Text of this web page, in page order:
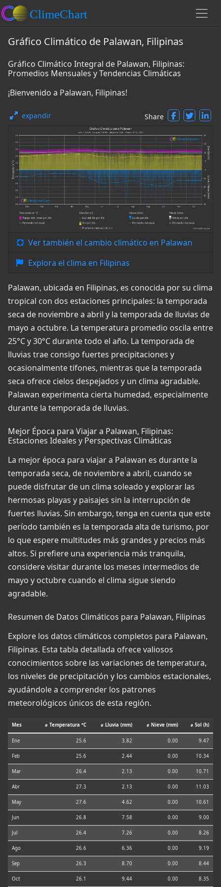
Gráfico Climático de Palawan, Filipinas
Gráfico Climático Integral de Palawan, Filipinas:
Promedios Mensuales y Tendencias Climáticas
¡Bienvenido a Palawan, Filipinas!
expandir Share
Ver también el cambio climático en Palawan
Explora el clima en Filipinas
Palawan, ubicada en Filipinas, es conocida por su clima
tropical con dos estaciones principales: la temporada
seca de noviembre a abril y la temporada de lluvias de
mayo a octubre. La temperatura promedio oscila entre
25°C y 30°C durante todo el año. La temporada de
lluvias trae consigo fuertes precipitaciones y
ocasionalmente tifones, mientras que la temporada
seca ofrece cielos despejados y un clima agradable.
Palawan experimenta cierta humedad, especialmente
durante la temporada de lluvias.
Mejor Época para Viajar a Palawan, Filipinas:
Estaciones Ideales y Perspectivas Climáticas
La mejor época para viajar a Palawan es durante la
temporada seca, de noviembre a abril, cuando se
puede disfrutar de un clima soleado y explorar las
hermosas playas y paisajes sin la interrupción de
fuertes lluvias. Sin embargo, tenga en cuenta que este
período también es la temporada alta de turismo, por
lo que espere multitudes más grandes y precios más
altos. Si prefiere una experiencia más tranquila,
considere visitar durante los meses intermedios de
mayo y octubre cuando el clima sigue siendo
agradable.
Resumen de Datos Climáticos para Palawan, Filipinas
Explore los datos climáticos completos para Palawan,
Filipinas. Esta tabla detallada ofrece valiosos
conocimientos sobre las variaciones de temperatura,
los niveles de precipitación y los cambios estacionales,
ayudándole a comprender los patrones
meteorológicos únicos de esta región.
Mes ⌀ Temperatura °C ⌀ Lluvia (mm) ⌀ Nieve (mm) ⌀ Sol (h)
Ene 25.6 3.82 0.00 9.47
Feb 25.6 2.44 0.00 10.34
Mar 26.4 2.13 0.00 10.71
Abr 27.3 2.13 0.00 11.03
May 27.6 4.62 0.00 10.61
Jun 26.8 7.58 0.00 9.00
Jul 26.4 7.26 0.00 8.26
Ago 26.6 6.36 0.00 9.19
Sep 26.3 8.70 0.00 8.44
Oct 26.1 9.44 0.00 8.35